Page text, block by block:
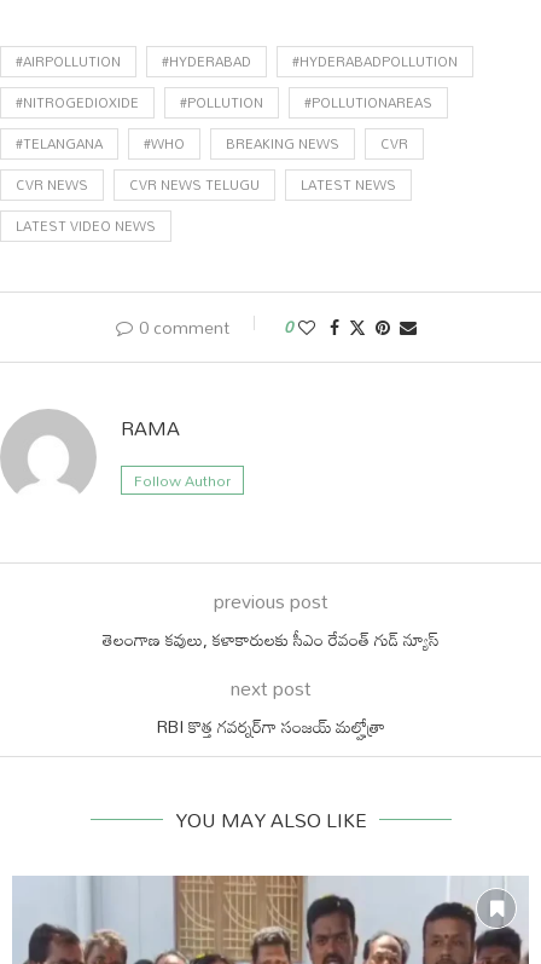
#AIRPOLLUTION #HYDERABAD
#HYDERABADPOLLUTION
#NITROGEDIOXIDE
#POLLUTION
#POLLUTIONAREAS
#TELANGANA
#WHO BREAKING NEWS
CVR
CVR NEWS
CVR NEWS TELUGU
LATEST NEWS
LATEST VIDEO NEWS
0 comment 0
RAMA
Follow Author
previous post
తెలంగాణ కవులు, కళాకారులకు సీఎం రేవంత్ గుడ్ న్యూస్
next post
RBI కొత్త గవర్నర్‌గా సంజయ్ మల్హోత్రా
YOU MAY ALSO LIKE